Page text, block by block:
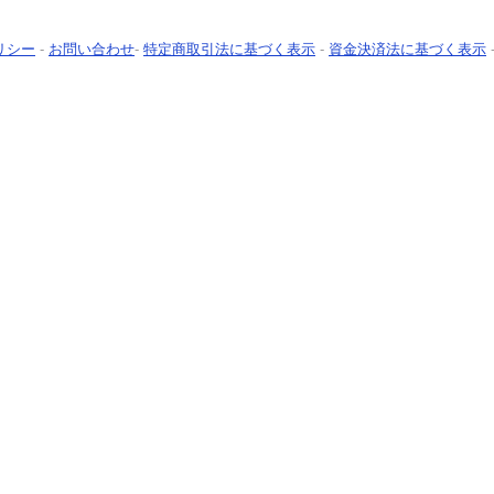
シー - お問い合わせ- 特定商取引法に基づく表示 - 資金決済法に基づく表示 -